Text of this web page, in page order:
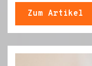
Zum Artikel